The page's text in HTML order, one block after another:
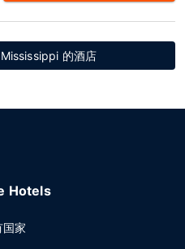
的酒店
Hotels
国家